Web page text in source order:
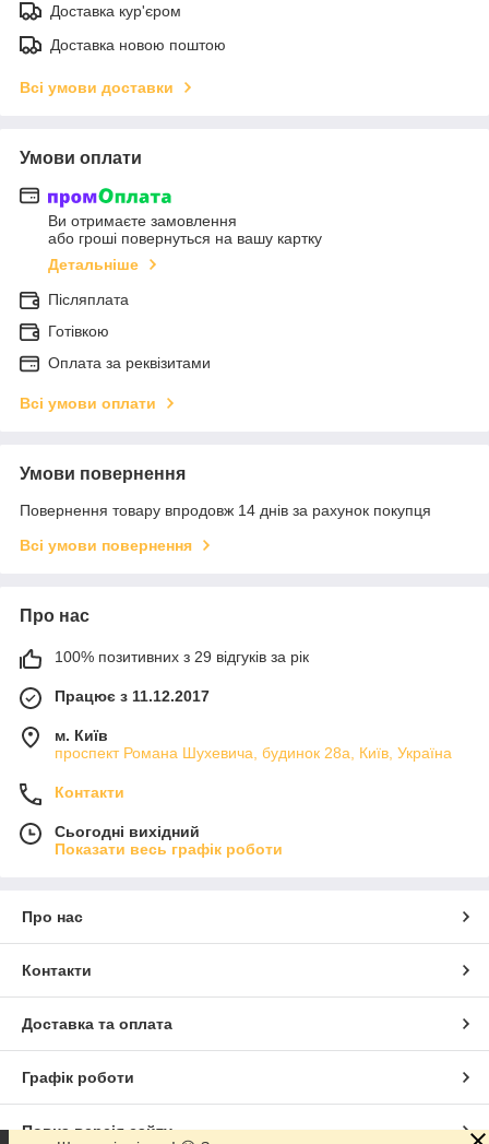
Доставка кур'єром
Доставка новою поштою
Всі умови доставки
Умови оплати
Ви отримаєте замовлення
або гроші повернуться на вашу картку
Детальніше
Післяплата
Готівкою
Оплата за реквізитами
Всі умови оплати
Умови повернення
Повернення товару впродовж 14 днів за рахунок покупця
Всі умови повернення
Про нас
100% позитивних з 29 відгуків за рік
Працює з 11.12.2017
м. Київ
проспект Романа Шухевича, будинок 28а, Київ, Україна
Контакти
Сьогодні вихідний
Показати весь графік роботи
Про нас
Контакти
Доставка та оплата
Графік роботи
Повна версія сайту